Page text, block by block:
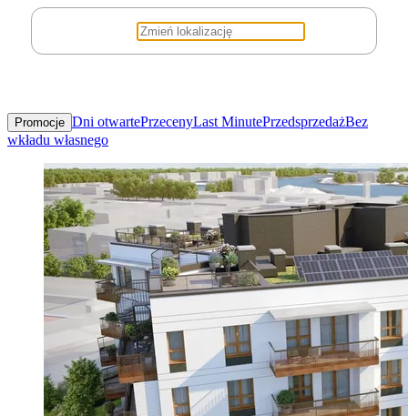
Promocje Dni otwartePrzecenyLast MinutePrzedsprzedażBez
wkładu własnego